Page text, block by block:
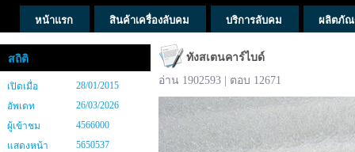
หน้าแรก สินค้าเครื่องลับคม บริการลับคม ผลิตภัณ
สถิติ
เปิดเมื่อ
28/01/2015
อัพเดท
26/03/2026
ผู้เข้าชม
4566000
แสดงหน้า
5650537
ทังสเตนคาร์ไบด์
อ่าน 1902593 | ตอบ 12671